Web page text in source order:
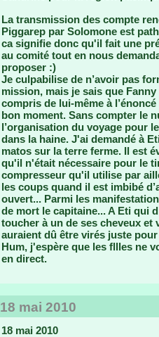
La transmission des compte
Piggarep par Solomone est
ca signifie donc qu'il fait une
au comité tout en nous
proposer :)
Je culpabilise de n’avoir pas
mission, mais je sais que
compris de lui-même à
bon moment. Sans compter le
l’organisation du voyage pour
dans la haine. J'ai demandé à
matos sur la terre ferme. Il est
qu'il n'était nécessaire pour le
compresseur qu'il utilise par
les coups quand il est imbibé
ouvert... Parmi les
de mort le capitaine... A Eti qui
toucher à un de ses cheveux
auraient dû être virés juste
Hum, j'espère que les fllles ne
en direct.
18 mai 2010
18 mai 2010